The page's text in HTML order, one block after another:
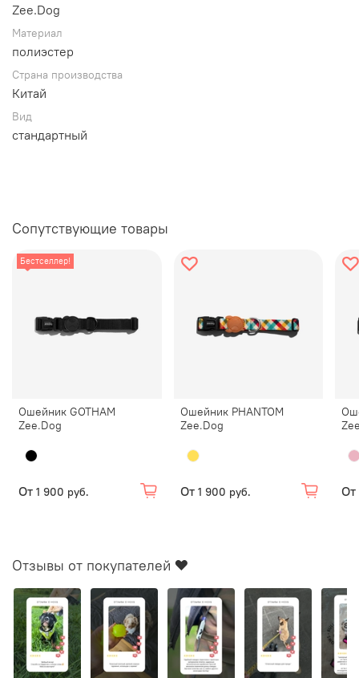
Уникальный механизмE.Zee Slider позволит изменить
длину поводка под любую ситуацию. Используйте
слайдер чтобы установить длину от 175 см до 3 м.
Zee.Dog
Материал
полиэстер
Страна производства
Китай
Вид
стандартный
Сопутствующие товары
Бестселлер!
Ошейник GOTHAM
Zee.Dog
От 1 900 руб.
Ошейник PHANTOM
Zee.Dog
От 1 900 руб. От
Отзывы от покупателей ❤️